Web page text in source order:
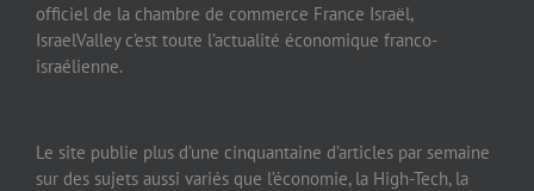
officiel de la chambre de commerce France Israël,
IsraelValley c’est toute l’actualité économique franco-
israélienne.
Le site publie plus d’une cinquantaine d’articles par semaine
sur des sujets aussi variés que l’économie, la High-Tech, la